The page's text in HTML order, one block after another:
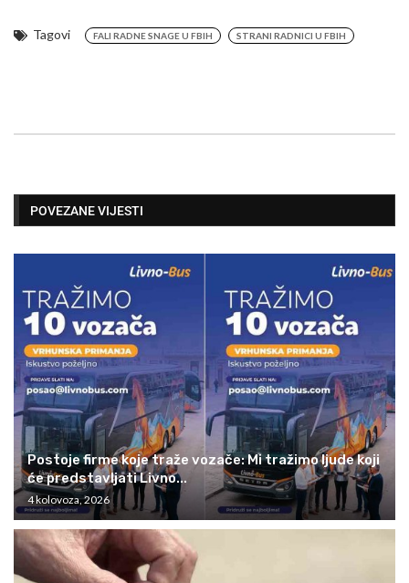
Tagovi FALI RADNE SNAGE U FBIH STRANI RADNICI U FBIH
POVEZANE VIJESTI
Postoje firme koje traže vozače: Mi tražimo ljude koji
će predstavljati Livno...
4 kolovoza, 2026